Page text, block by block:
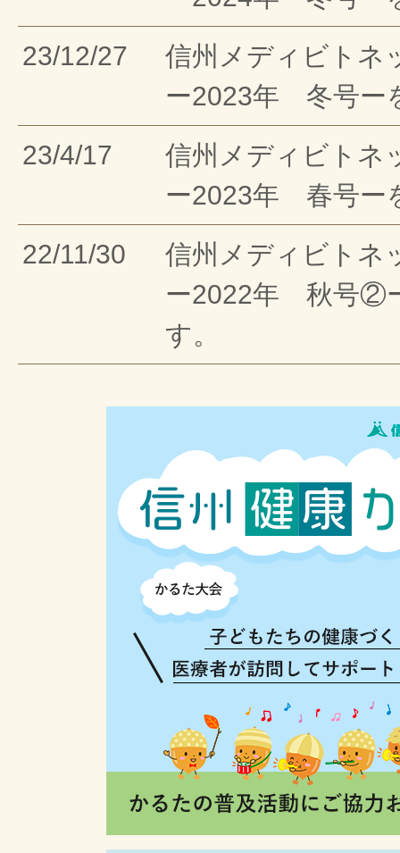
23/12/27
信州メディビトネ
ー2023年 冬号ー
23/4/17
信州メディビトネ
ー2023年 春号ー
22/11/30
信州メディビトネ
ー2022年 秋号②
す。